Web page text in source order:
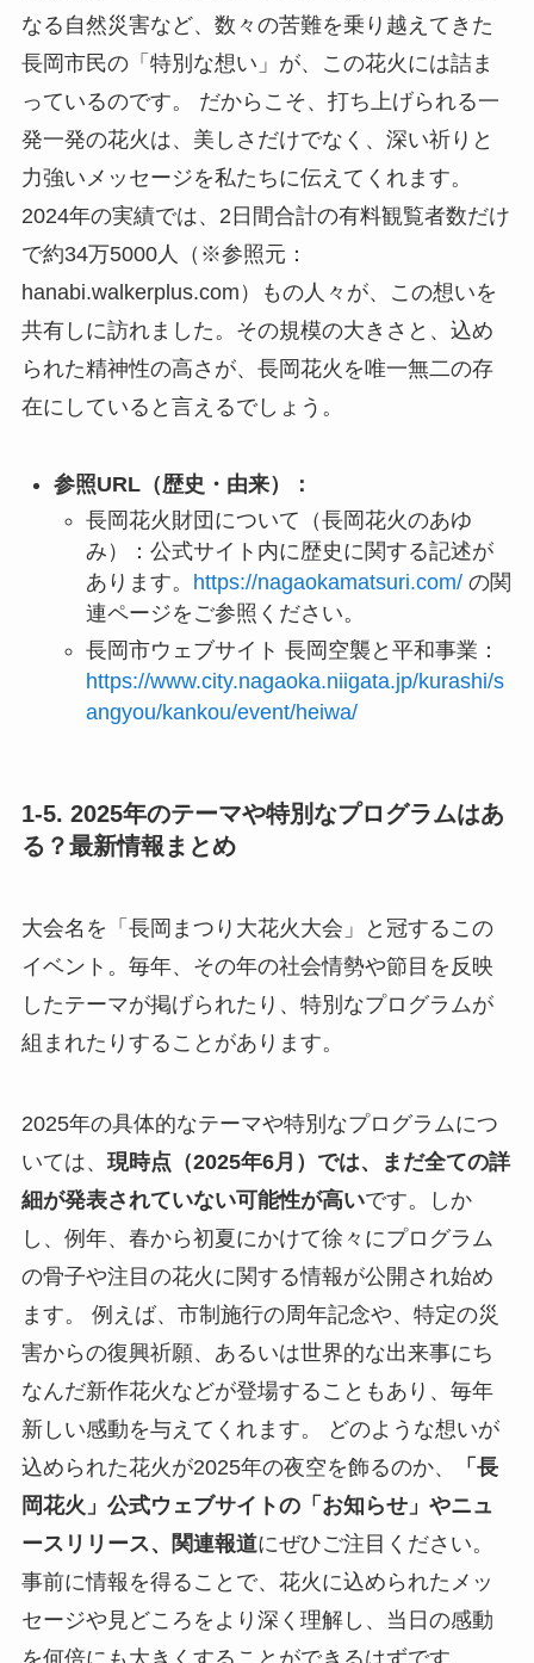
なる自然災害など、数々の苦難を乗り越えてきた
長岡市民の「特別な想い」が、この花火には詰ま
っているのです。 だからこそ、打ち上げられる一
発一発の花火は、美しさだけでなく、深い祈りと
力強いメッセージを私たちに伝えてくれます。
2024年の実績では、2日間合計の有料観覧者数だけ
で約34万5000人（※参照元：
hanabi.walkerplus.com）もの人々が、この想いを
共有しに訪れました。その規模の大きさと、込め
られた精神性の高さが、長岡花火を唯一無二の存
在にしていると言えるでしょう。
参照URL（歴史・由来）：
長岡花火財団について（長岡花火のあゆ
み）：公式サイト内に歴史に関する記述が
あります。
https://nagaokamatsuri.com/の関
連ページをご参照ください。
長岡市ウェブサイト 長岡空襲と平和事業：
https://www.city.nagaoka.niigata.jp/kurashi/s
angyou/kankou/event/heiwa/
1-5. 2025年のテーマや特別なプログラムはあ
る？最新情報まとめ
大会名を「長岡まつり大花火大会」と冠するこの
イベント。毎年、その年の社会情勢や節目を反映
したテーマが掲げられたり、特別なプログラムが
組まれたりすることがあります。
2025年の具体的なテーマや特別なプログラムにつ
いては、 現時点（2025年6月）では、まだ全ての詳
細が発表されていない可能性が高いです。しか
し、例年、春から初夏にかけて徐々にプログラム
の骨子や注目の花火に関する情報が公開され始め
ます。 例えば、市制施行の周年記念や、特定の災
害からの復興祈願、あるいは世界的な出来事にち
なんだ新作花火などが登場することもあり、毎年
新しい感動を与えてくれます。 どのような想いが
込められた花火が2025年の夜空を飾るのか、
「長
岡花火」公式ウェブサイトの「お知らせ」やニュ
ースリリース、関連報道にぜひご注目ください。
事前に情報を得ることで、花火に込められたメッ
セージや見どころをより深く理解し、当日の感動